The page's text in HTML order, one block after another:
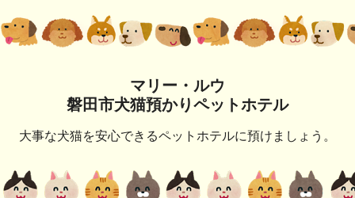
マリー・ルウ
磐田市犬猫預かりペットホテル
大事な犬猫を安心できるペットホテルに預けましょう。